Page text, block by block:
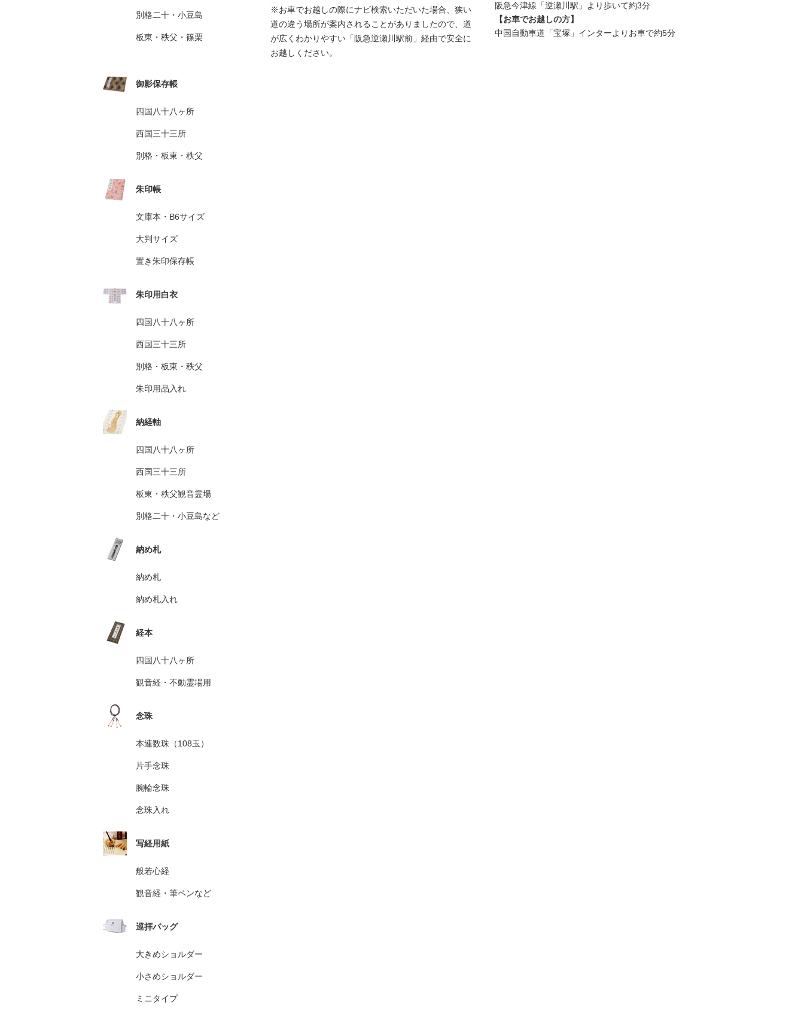
※お車でお越しの際にナビ検索いただいた場合、狭い
道の違う場所が案内されることがありましたので、道
が広くわかりやすい「阪急逆瀬川駅前」経由で安全に
お越しください。
阪急今津線「逆瀬川駅」より歩いて約3分
【お車でお越しの方】
中国自動車道「宝塚」インターよりお車で約5分
別格二十・小豆島
板東・秩父・篠栗
御影保存帳
四国八十八ヶ所
西国三十三所
別格・板東・秩父
朱印帳
文庫本・B6サイズ
大判サイズ
置き朱印保存帳
朱印用白衣
四国八十八ヶ所
西国三十三所
別格・板東・秩父
朱印用品入れ
納経軸
四国八十八ヶ所
西国三十三所
板東・秩父観音霊場
別格二十・小豆島など
納め札
納め札
納め札入れ
経本
四国八十八ヶ所
観音経・不動霊場用
念珠
本連数珠（108玉）
片手念珠
腕輪念珠
念珠入れ
写経用紙
般若心経
観音経・筆ペンなど
巡拝バッグ
大きめショルダー
小さめショルダー
ミニタイプ